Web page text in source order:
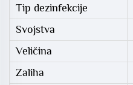
Tip dezinfekcije
Svojstva
Veličina
Zaliha